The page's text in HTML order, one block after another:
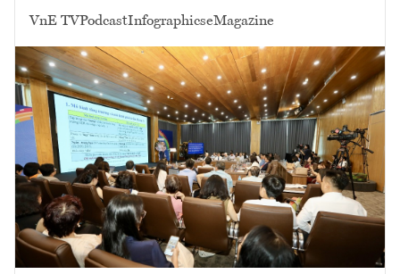
VnE TVPodcastInfographicseMagazine